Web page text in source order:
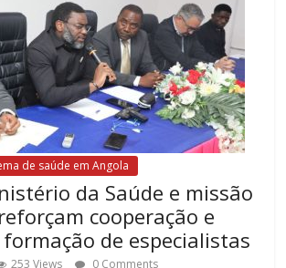
de saúde em Angola
da Saúde e missão
cooperação e
de especialistas
253 Views 0 Comments